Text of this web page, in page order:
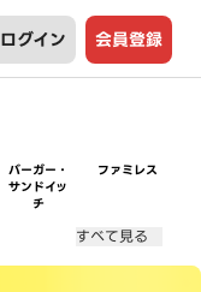
ログイン 会員登録
バーガー・
サンドイッ
チ
ファミレス
すべて見る